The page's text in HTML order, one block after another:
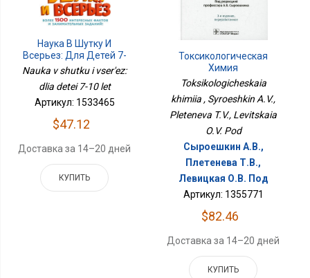
Наука В Шутку И
Всерьез: Для Детей 7-
10 Лет
Nauka v shutku i vser'ez:
dlia detei 7-10 let
Артикул: 1533465
$47.12
Доставка за 14–20 дней
КУПИТЬ
Токсикологическая
Химия
Toksikologicheskaia
khimiia , Syroeshkin A.V.,
Pleteneva T.V., Levitskaia
O.V. Pod
Сыроешкин А.В.,
Плетенева Т.В.,
Левицкая О.В. Под
Артикул: 1355771
$82.46
Доставка за 14–20 дней
КУПИТЬ